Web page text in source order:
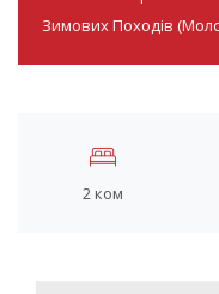
Зимових Походів
2 ком